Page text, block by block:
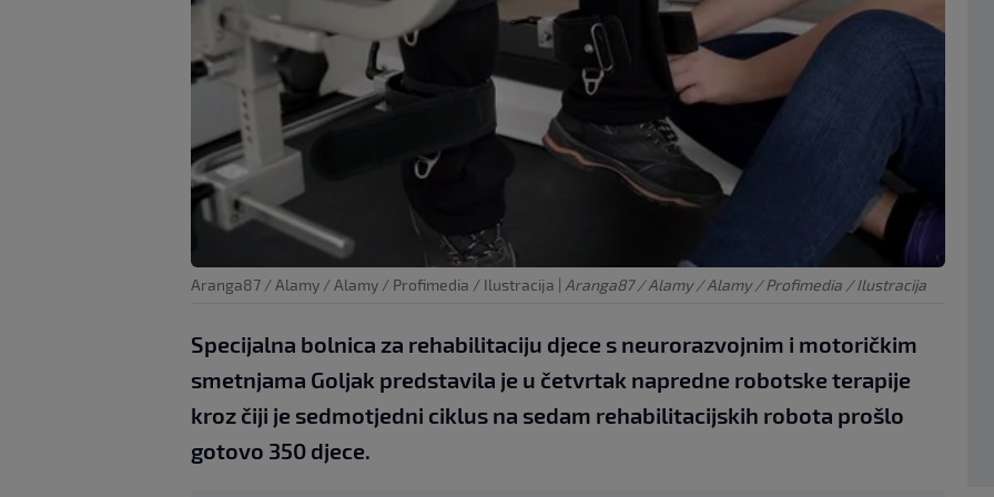
Aranga87 / Alamy / Alamy / Profimedia / Ilustracija | Aranga87 / Alamy / Alamy / Profimedia / Ilustracija
Specijalna bolnica za rehabilitaciju djece s neurorazvojnim i motoričkim
smetnjama Goljak predstavila je u četvrtak napredne robotske terapije
kroz čiji je sedmotjedni ciklus na sedam rehabilitacijskih robota prošlo
gotovo 350 djece.